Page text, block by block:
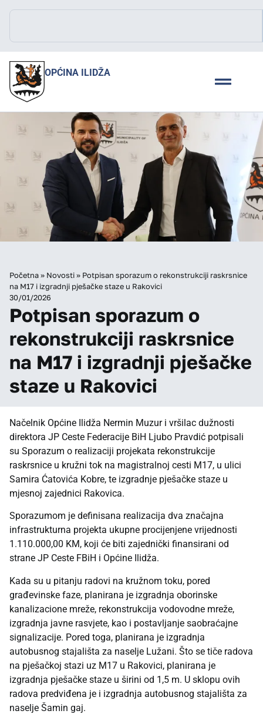
OPĆINA ILIDŽA
Početna» Novosti» Potpisan sporazum o rekonstrukciji raskrsnice
na M17 i izgradnji pješačke staze u Rakovici
30/01/2026
Potpisan sporazum o
rekonstrukciji raskrsnice
na M17 i izgradnji pješačke
staze u Rakovici
Načelnik Općine Ilidža Nermin Muzur i vršilac dužnosti
direktora JP Ceste Federacije BiH Ljubo Pravdić potpisali
su Sporazum o realizaciji projekata rekonstrukcije
raskrsnice u kružni tok na magistralnoj cesti M17, u ulici
Samira Ćatovića Kobre, te izgradnje pješačke staze u
mjesnoj zajednici Rakovica.
Sporazumom je definisana realizacija dva značajna
infrastrukturna projekta ukupne procijenjene vrijednosti
1.110.000,00 KM, koji će biti zajednički finansirani od
strane JP Ceste FBiH i Općine Ilidža.
Kada su u pitanju radovi na kružnom toku, pored
građevinske faze, planirana je izgradnja oborinske
kanalizacione mreže, rekonstrukcija vodovodne mreže,
izgradnja javne rasvjete, kao i postavljanje saobraćajne
signalizacije. Pored toga, planirana je izgradnja
autobusnog stajališta za naselje Lužani. Što se tiče radova
na pješačkoj stazi uz M17 u Rakovici, planirana je
izgradnja pješačke staze u širini od 1,5 m. U sklopu ovih
radova predviđena je i izgradnja autobusnog stajališta za
naselje Šamin gaj.